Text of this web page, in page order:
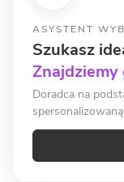
ASYSTENT
Szukasz
Znajdziemy
Doradca na